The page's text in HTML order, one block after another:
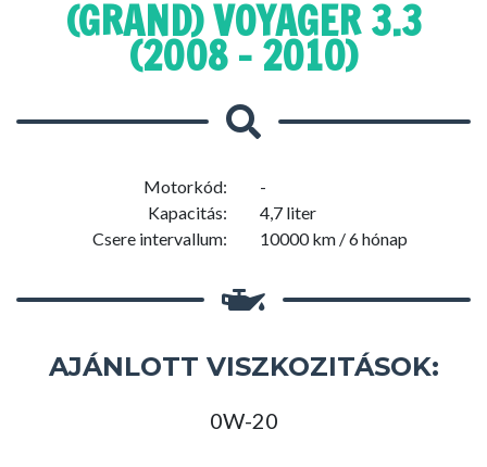
(GRAND) VOYAGER 3.3
(2008 - 2010)
Motorkód:
-
Kapacitás:
4,7 liter
Csere intervallum:
10000 km / 6 hónap
AJÁNLOTT VISZKOZITÁSOK:
0W-20